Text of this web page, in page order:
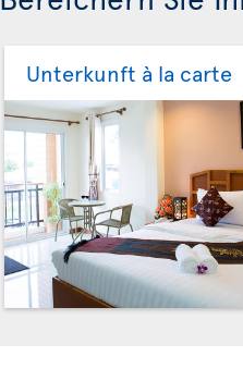
Unterkunft à la carte